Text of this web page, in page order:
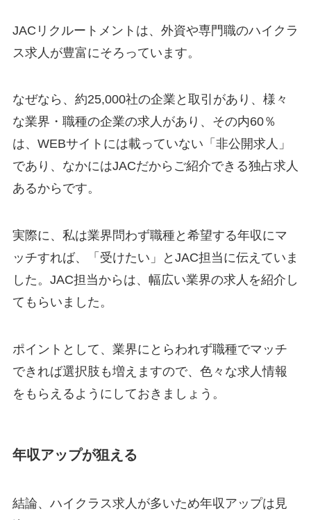
JACリクルートメントは、外資や専門職のハイクラ
ス求人が豊富にそろっています。
なぜなら、約25,000社の企業と取引があり、様々
な業界・職種の企業の求人があり、その内60％
は、WEBサイトには載っていない「非公開求人」
であり、なかにはJACだからご紹介できる独占求人
あるからです。
実際に、私は業界問わず職種と希望する年収にマ
ッチすれば、「受けたい」とJAC担当に伝えていま
した。JAC担当からは、幅広い業界の求人を紹介し
てもらいました。
ポイントとして、業界にとらわれず職種でマッチ
できれば選択肢も増えますので、色々な求人情報
をもらえるようにしておきましょう。
年収アップが狙える
結論、ハイクラス求人が多いため年収アップは見